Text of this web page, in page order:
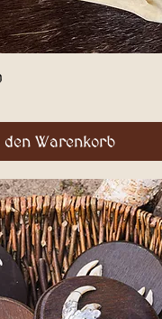
den Warenkorb